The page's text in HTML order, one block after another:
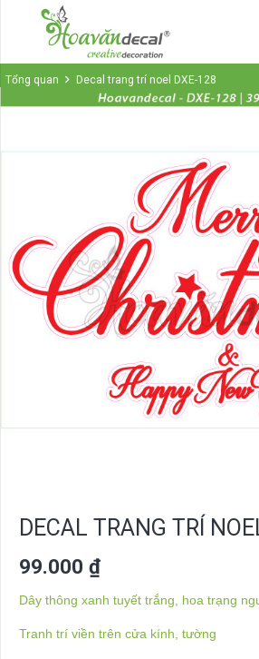
Tổng quan Decal trang trí noel DXE-128
DECAL TRANG TRÍ
99.000 ₫
Dây thông xanh tuyết trắng, hoa trạng
Tranh trí viền trên cửa kính, tường